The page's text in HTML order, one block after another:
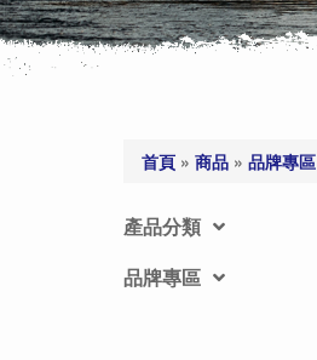
首頁 » 商品 » 品牌專區
產品分類
品牌專區